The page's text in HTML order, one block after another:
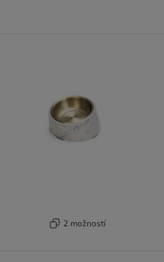
2 možností